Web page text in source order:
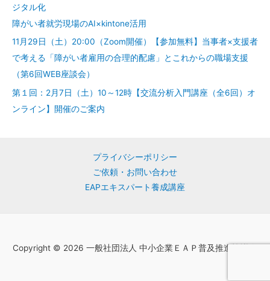
ジタル化
障がい者就労現場のAI×kintone活用
11月29日（土）20:00（Zoom開催）【参加無料】当事者×支援者
で考える「障がい者雇用の合理的配慮」とこれからの職場支援
（第6回WEB座談会）
第１回：2月7日（土）10～12時【交流分析入門講座（全6回）オ
ンライン】開催のご案内
プライバシーポリシー
ご依頼・お問い合わせ
EAPエキスパート養成講座
Copyright © 2026 一般社団法人 中小企業ＥＡＰ普及推進協議会